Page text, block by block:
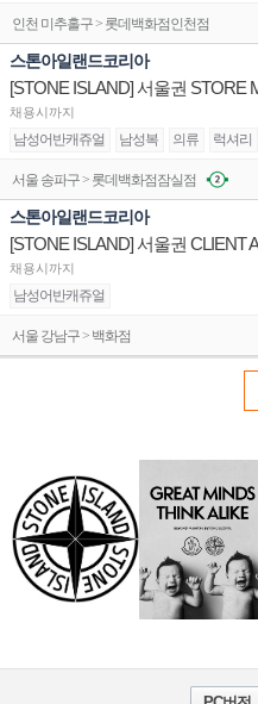
인천 미추홀구 > 롯데백화점인천점
스톤아일랜드코리아
[STONE ISLAND] 서울권
채용시까지
남성어반캐쥬얼 남성복 의류 럭셔리
서울 송파구 > 롯데백화점잠실점
스톤아일랜드코리아
[STONE ISLAND] 서울권 CLIENT
채용시까지
남성어반캐쥬얼
서울 강남구 > 백화점